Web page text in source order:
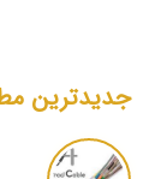
جدیدترین